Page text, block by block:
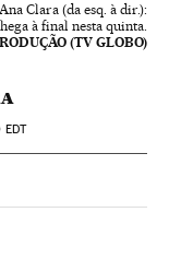
Clara (da esq. à dir.):
à final nesta quinta.
(TV GLOBO)
EDT